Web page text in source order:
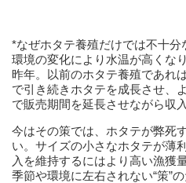
*なぜホタテ養殖だけでは不十分
環境の変化により水温が高くな
昨年。以前のホタテ養殖であれ
で引き続きホタテを成長させ、
で販売期間を延長させながら収
今はその策では、ホタテが弊死
い。サイズの小さなホタテが薄
入を維持するにはより高い漁獲
季節や環境に左右されない“策”